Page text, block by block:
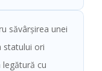
săvârșirea unei
statului ori
cu